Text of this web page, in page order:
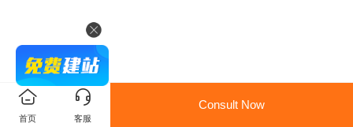
首页 客服
Consult Now